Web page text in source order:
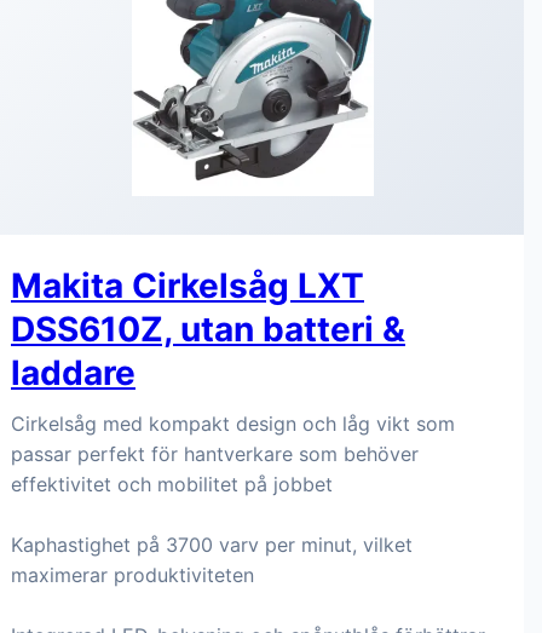
Makita Cirkelsåg LXT
DSS610Z, utan batteri &
laddare
Cirkelsåg med kompakt design och låg vikt som
passar perfekt för hantverkare som behöver
effektivitet och mobilitet på jobbet
Kaphastighet på 3700 varv per minut, vilket
maximerar produktiviteten